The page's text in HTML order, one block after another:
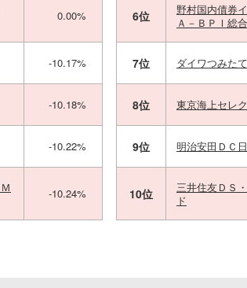
0.00%
-10.17%
-10.18%
-10.22%
-10.24%
6位
野村国内債券
Ａ－ＢＰＩ総
7位 ダイワつみた
8位 東京海上セレ
9位 明治安田ＤＣ
10位
三井住友ＤＳ
ド